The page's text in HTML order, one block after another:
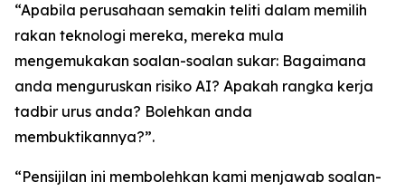
“Apabila perusahaan semakin teliti dalam memilih
rakan teknologi mereka, mereka mula
mengemukakan soalan-soalan sukar: Bagaimana
anda menguruskan risiko AI? Apakah rangka kerja
tadbir urus anda? Bolehkan anda
membuktikannya?”.
“Pensijilan ini membolehkan kami menjawab soalan-